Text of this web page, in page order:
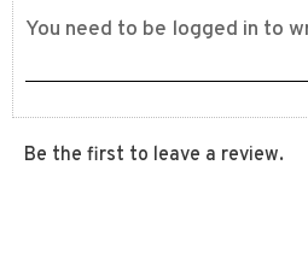
Be the first to leave a review.